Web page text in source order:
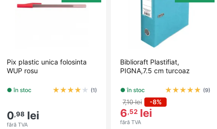
Pix plastic unica folosinta
WUP rosu
● în stoc ★★★★ ★ (1)
0,98 lei
fără TVA
Biblioraft Plastifiat,
PIGNA,7.5 cm turcoaz
● în stoc ★★★★★ (9)
7,10 lei -8%
6,52 lei
fără TVA